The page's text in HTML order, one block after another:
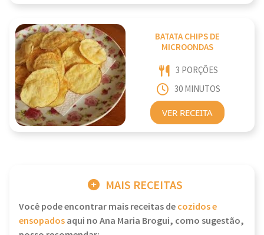
BATATA CHIPS DE
MICROONDAS
3 PORÇÕES
30 MINUTOS
VER RECEITA
MAIS RECEITAS
Você pode encontrar mais receitas decozidos e
ensopadosaqui no Ana Maria Brogui, como sugestão,